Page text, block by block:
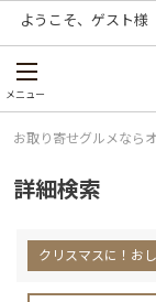
ようこそ、 ゲスト様
メニュー
お取り寄せグルメなら
詳細検索
クリスマスに！お